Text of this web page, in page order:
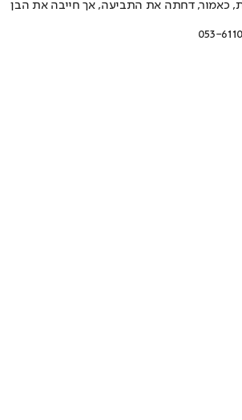
כאמור, דחתה את התביעה, אך חייבה את הבן
053-